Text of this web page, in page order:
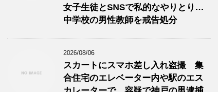
女子生徒とSNSで私的なやりとり…
中学校の男性教師を戒告処分
2026/08/06
スカートにスマホ差し入れ盗撮 集
合住宅のエレベーター内や駅のエス